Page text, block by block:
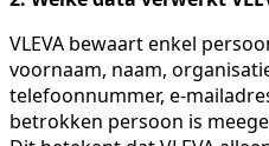
VLEVA bewaart enkel
voornaam, naam,
telefoonnummer, e-
betrokken persoon is